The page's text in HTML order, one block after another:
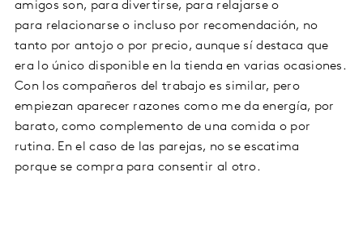
amigos son, para divertirse, para relajarse o
para relacionarse o incluso por recomendación, no
tanto por antojo o por precio, aunque sí destaca que
era lo único disponible en la tienda en varias ocasiones.
Con los compañeros del trabajo es similar, pero
empiezan aparecer razones como me da energía, por
barato, como complemento de una comida o por
rutina. En el caso de las parejas, no se escatima
porque se compra para consentir al otro.